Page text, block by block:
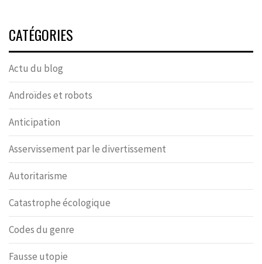
CATÉGORIES
Actu du blog
Androïdes et robots
Anticipation
Asservissement par le divertissement
Autoritarisme
Catastrophe écologique
Codes du genre
Fausse utopie